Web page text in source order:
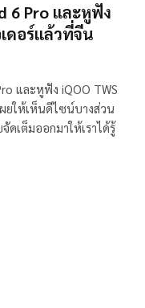
6 Pro และหูฟัง
ดอร์แล้วที่จีน
และหูฟัง iQOO TWS
ยให้เห็นดีไซน์บางส่วน
ดเต็มออกมาให้เราได้รู้